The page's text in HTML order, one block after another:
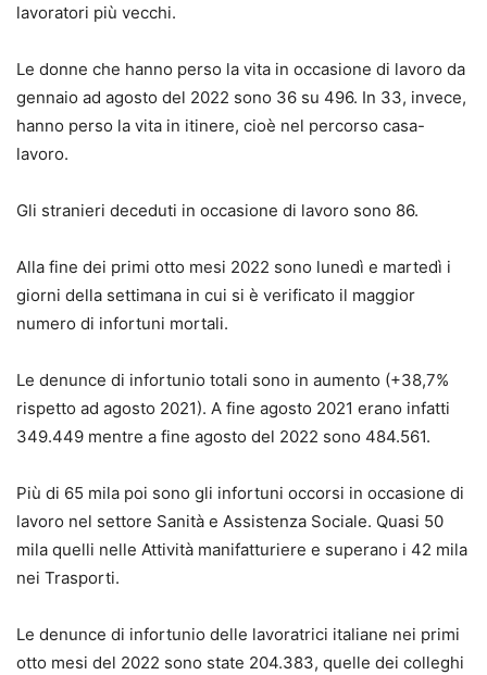
lavoratori più vecchi.
Le donne che hanno perso la vita in occasione di lavoro da
gennaio ad agosto del 2022 sono 36 su 496. In 33, invece,
hanno perso la vita in itinere, cioè nel percorso casa-
lavoro.
Gli stranieri deceduti in occasione di lavoro sono 86.
Alla fine dei primi otto mesi 2022 sono lunedì e martedì i
giorni della settimana in cui si è verificato il maggior
numero di infortuni mortali.
Le denunce di infortunio totali sono in aumento (+38,7%
rispetto ad agosto 2021). A fine agosto 2021 erano infatti
349.449 mentre a fine agosto del 2022 sono 484.561.
Più di 65 mila poi sono gli infortuni occorsi in occasione di
lavoro nel settore Sanità e Assistenza Sociale. Quasi 50
mila quelli nelle Attività manifatturiere e superano i 42 mila
nei Trasporti.
Le denunce di infortunio delle lavoratrici italiane nei primi
otto mesi del 2022 sono state 204.383, quelle dei colleghi